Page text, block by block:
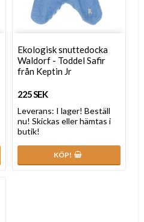
Ekologisk snuttedocka
Waldorf - Toddel Safir
från Keptin Jr
225 SEK
Leverans: I lager! Beställ
nu! Skickas eller hämtas i
butik!
KÖP!